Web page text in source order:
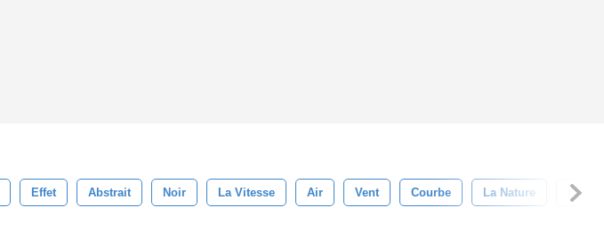
Effet Abstrait Noir La Vitesse Air Vent Courbe La Nature